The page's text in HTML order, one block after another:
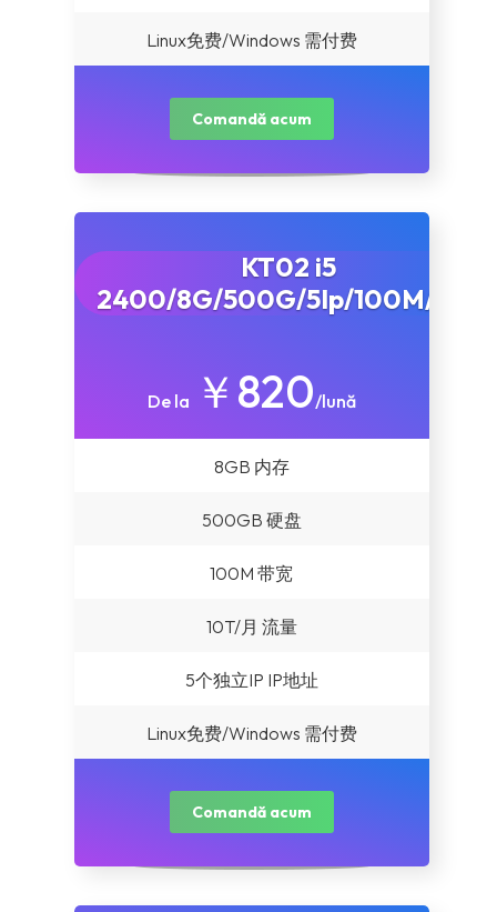
虚拟主机产品
澳门机房(速度快/直连)
俄罗斯机房（独立显卡）
Înregistrare domeniu nou
Linux免费/Windows 需付费
Comandă acum
KT02 i5
2400/8G/500G/5Ip/100M/10T
De la ￥820/lună
8GB 内存
500GB 硬盘
100M 带宽
10T/月 流量
5个独立IP IP地址
Linux免费/Windows 需付费
Comandă acum